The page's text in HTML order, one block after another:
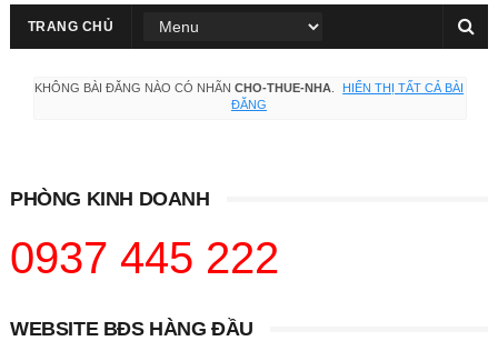
TRANG CHỦ
KHÔNG BÀI ĐĂNG NÀO CÓ NHÃN CHO-THUE-NHA.
HIỂN THỊ TẤT CẢ BÀI
ĐĂNG
PHÒNG KINH DOANH
0937 445 222
WEBSITE BĐS HÀNG ĐẦU